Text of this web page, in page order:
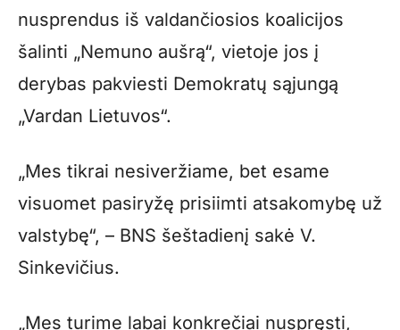
nusprendus iš valdančiosios koalicijos
šalinti „Nemuno aušrą“, vietoje jos į
derybas pakviesti Demokratų sąjungą
„Vardan Lietuvos“.
„Mes tikrai nesiveržiame, bet esame
visuomet pasiryžę prisiimti atsakomybę už
valstybę“, – BNS šeštadienį sakė V.
Sinkevičius.
„Mes turime labai konkrečiai nuspręsti,